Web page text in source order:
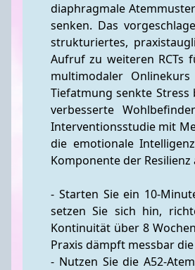
diaphragmale
senken. Das
strukturiertes,
Aufruf zu weiteren RCTs
multimodaler
Tiefatmung senkte Stress
verbesserte
Interventionsstudie mit
die emotionale
Komponente der
- Starten Sie ein 10-
setzen Sie sich hin,
Kontinuität über 8
Praxis dämpft messbar
- Nutzen Sie die A52-